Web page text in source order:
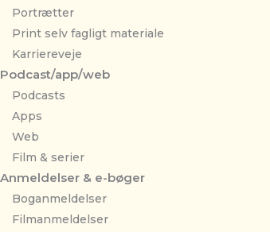
Portrætter
Print selv fagligt materiale
Karriereveje
Podcast/app/web
Podcasts
Apps
Web
Film & serier
Anmeldelser & e-bøger
Boganmeldelser
Filmanmeldelser